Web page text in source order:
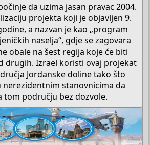
da uzima jasan pravac 2004.
projekta koji je objavljen 9.
a nazvan je kao „program
naselja“, gdje se zagovara
obale na šest regija koje će biti
drugih. Izrael koristi ovaj projekat
Jordanske doline tako što
nerezidentnim stanovnicima da
tom području bez dozvole.​